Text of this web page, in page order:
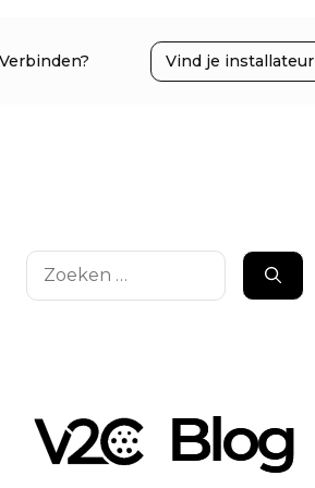
Verbinden? Vind je installateur
Zoek
naar: